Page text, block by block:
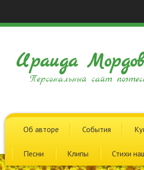
Ираида
Персональный сайт
Об авторе События
Песни Клипы Стихи